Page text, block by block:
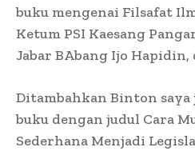
buku mengenai Filsafat
Ketum PSI Kaesang
Jabar BAbang Ijo
Ditambahkan Binton saya
buku dengan judul Cara
Sederhana Menjadi